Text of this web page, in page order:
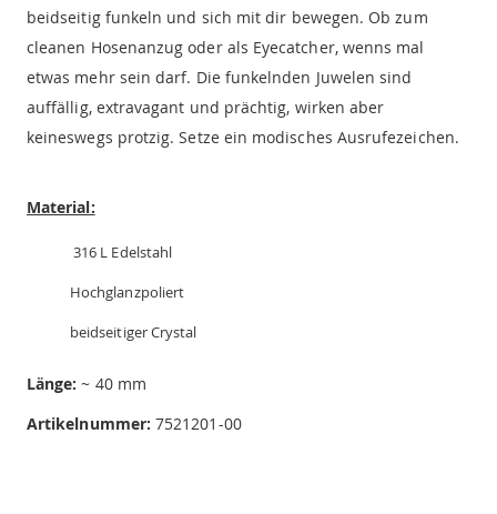
beidseitig funkeln und sich mit dir bewegen. Ob zum
cleanen Hosenanzug oder als Eyecatcher, wenns mal
etwas mehr sein darf. Die funkelnden Juwelen sind
auffällig, extravagant und prächtig, wirken aber
keineswegs protzig. Setze ein modisches Ausrufezeichen.
Material:
316 L Edelstahl
Hochglanzpoliert
beidseitiger Crystal
Länge: ~ 40 mm
Artikelnummer:7521201-00